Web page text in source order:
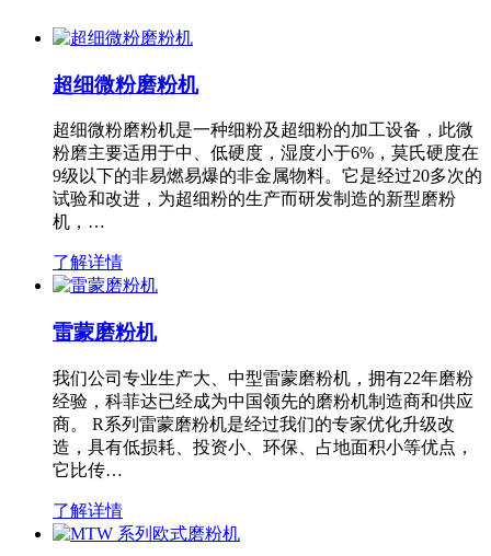
超细微粉磨粉机
超细微粉磨粉机是一种细粉及超细粉的加工设备，此微
粉磨主要适用于中、低硬度，湿度小于6%，莫氏硬度在
9级以下的非易燃易爆的非金属物料。它是经过20多次的
试验和改进，为超细粉的生产而研发制造的新型磨粉
机，…
了解详情
雷蒙磨粉机
我们公司专业生产大、中型雷蒙磨粉机，拥有22年磨粉
经验，科菲达已经成为中国领先的磨粉机制造商和供应
商。 R系列雷蒙磨粉机是经过我们的专家优化升级改
造，具有低损耗、投资小、环保、占地面积小等优点，
它比传…
了解详情